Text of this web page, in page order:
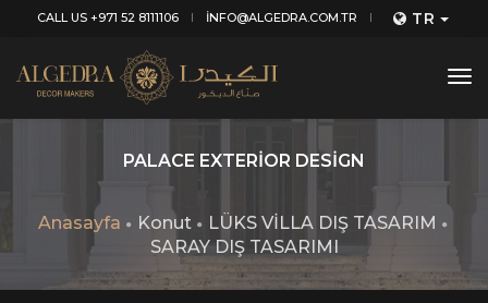
CALL US +971 52 8111106 INFO@ALGEDRA.COM.TR TR
PALACE EXTERIOR DESIGN
Anasayfa Konut
LÜKS VİLLA DIŞ TASARIM
SARAY DIŞ TASARIMI